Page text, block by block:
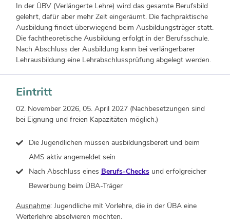
In der ÜBV (Verlängerte Lehre) wird das gesamte Berufsbild
gelehrt, dafür aber mehr Zeit eingeräumt. Die fachpraktische
Ausbildung findet überwiegend beim Ausbildungsträger statt.
Die fachtheoretische Ausbildung erfolgt in der Berufsschule.
Nach Abschluss der Ausbildung kann bei verlängerbarer
Lehrausbildung eine Lehrabschlussprüfung abgelegt werden.
Eintritt
02. November 2026, 05. April 2027 (Nachbesetzungen sind
bei Eignung und freien Kapazitäten möglich.)
Die Jugendlichen müssen ausbildungsbereit und beim
AMS aktiv angemeldet sein
Nach Abschluss eines Berufs-Checksund erfolgreicher
Bewerbung beim ÜBA-Träger
Ausnahme: Jugendliche mit Vorlehre, die in der ÜBA eine
Weiterlehre absolvieren möchten.